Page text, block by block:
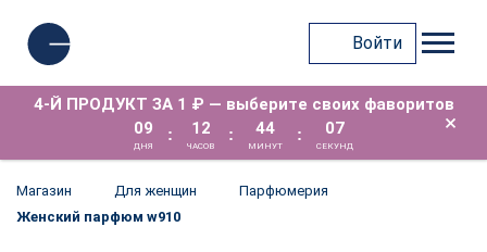
Войти
4-Й ПРОДУКТ ЗА 1 ₽ — выберите своих фаворитов
09
ДНЯ
: 12
ЧАСОВ
: 44
МИНУТ
: 06
СЕКУНД
×
Магазин Для женщин
Парфюмерия
Женский парфюм w910